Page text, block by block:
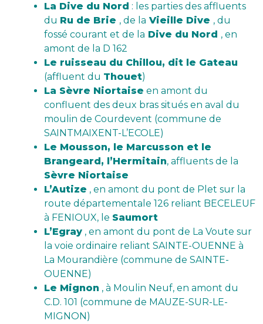
La Dive du Nord : les parties des affluents
du Ru de Brie , de la Vieille Dive , du
fossé courant et de la Dive du Nord , en
amont de la D 162
Le ruisseau du Chillou, dit le Gateau
(affluent du Thouet)
La Sèvre Niortaise en amont du
confluent des deux bras situés en aval du
moulin de Courdevent (commune de
SAINTMAIXENT-L’ECOLE)
Le Mousson, le Marcusson et le
Brangeard, l’Hermitain, affluents de la
Sèvre Niortaise
L’Autize , en amont du pont de Plet sur la
route départementale 126 reliant BECELEUF
à FENIOUX, le Saumort
L’Egray , en amont du pont de La Voute sur
la voie ordinaire reliant SAINTE-OUENNE à
La Mourandière (commune de SAINTE-
OUENNE)
Le Mignon , à Moulin Neuf, en amont du
C.D. 101 (commune de MAUZE-SUR-LE-
MIGNON)